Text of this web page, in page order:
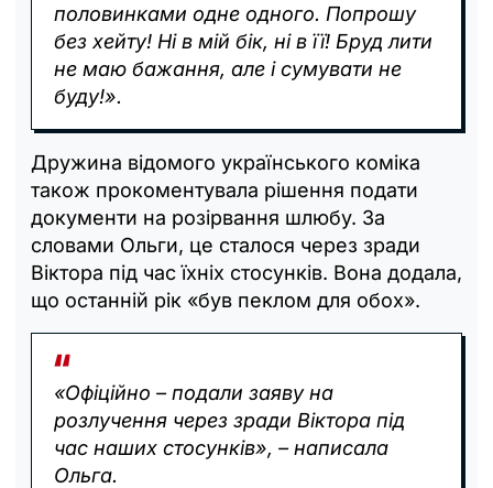
половинками одне одного. Попрошу
без хейту! Ні в мій бік, ні в її! Бруд лити
не маю бажання, але і сумувати не
буду!».
Дружина відомого українського коміка
також прокоментувала рішення подати
документи на розірвання шлюбу. За
словами Ольги, це сталося через зради
Віктора під час їхніх стосунків. Вона додала,
що останній рік «був пеклом для обох».
«Офіційно – подали заяву на
розлучення через зради Віктора під
час наших стосунків», – написала
Ольга.